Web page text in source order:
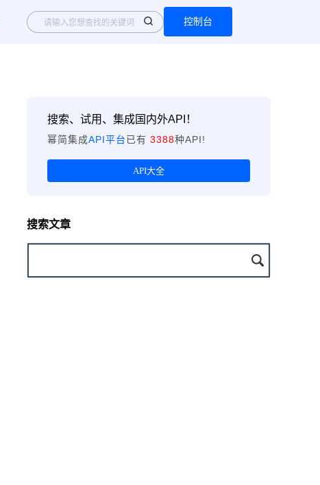
控制台
搜索、试用、集成国内外API！
幂简集成API平台已有 3388种API!
API大全
搜索文章